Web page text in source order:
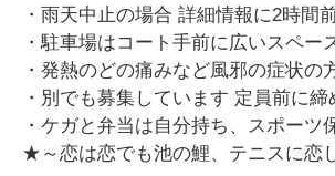
・雨天中止の場合 詳細情報に2時間
・駐車場はコート手前に広いスペー
・発熱のどの痛みなど風邪の症状
・別でも募集しています 定員前に
・ケガと弁当は自分持ち、スポー
★～恋は恋でも池の鯉、テニスに恋